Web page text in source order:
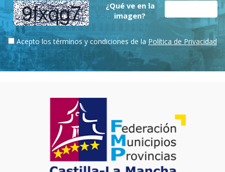
¿Qué ve en la
imagen?
Acepto los términos y condiciones de la Política de Privacidad